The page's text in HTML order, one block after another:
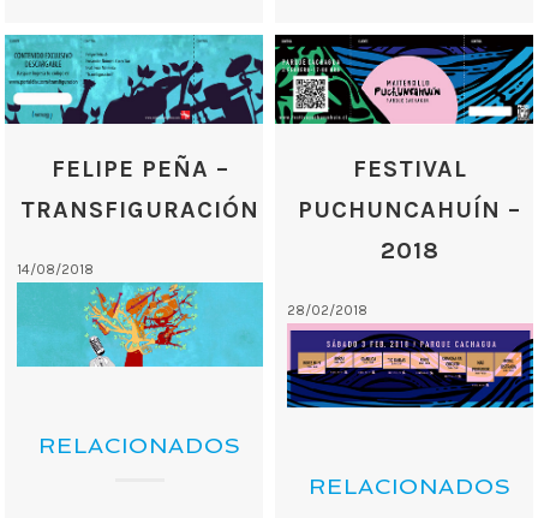
FELIPE PEÑA –
TRANSFIGURACIÓN
14/08/2018
RELACIONADOS
FESTIVAL
PUCHUNCAHUÍN –
2018
28/02/2018
RELACIONADOS